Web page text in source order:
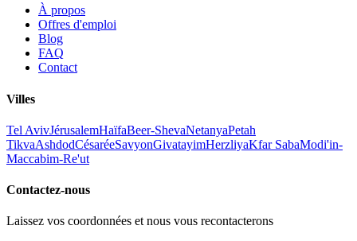
À propos
Offres d'emploi
Blog
FAQ
Contact
Villes
Tel AvivJérusalemHaïfaBeer-ShevaNetanyaPetah
TikvaAshdodCésaréeSavyonGivatayimHerzliyaKfar SabaModi'in-
Maccabim-Re'ut
Contactez-nous
Laissez vos coordonnées et nous vous recontacterons